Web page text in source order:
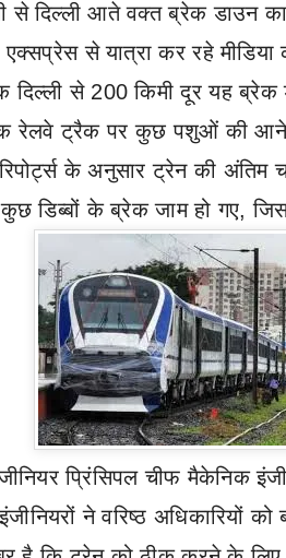
से दिल्ली आते वक्त ब्रेक डाउन
से यात्रा कर रहे मीडिया
दिल्ली से 200 किमी दूर यह
रेलवे ट्रैक पर कुछ पशुओं की आने
रिपोर्ट्स के अनुसार ट्रेन की अंतिम
डिब्बों के ब्रेक जाम हो गए,
प्रिंसिपल चीफ मैकेनिक
ने वरिष्ठ अधिकारियों